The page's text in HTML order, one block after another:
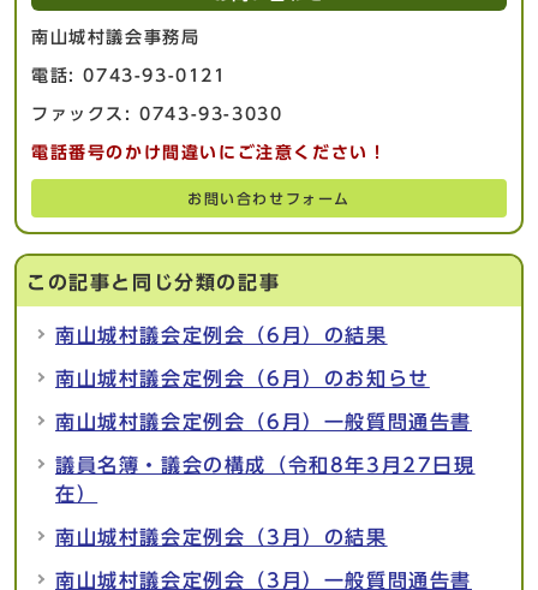
南山城村議会事務局
電話: 0743-93-0121
ファックス: 0743-93-3030
電話番号のかけ間違いにご注意ください！
お問い合わせフォーム
この記事と同じ分類の記事
南山城村議会定例会（6月）の結果
南山城村議会定例会（6月）のお知らせ
南山城村議会定例会（6月）一般質問通告書
議員名簿・議会の構成（令和8年3月27日現
在）
南山城村議会定例会（3月）の結果
南山城村議会定例会（3月）一般質問通告書